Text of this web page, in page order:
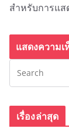
สำหรับการแส
เรื่องล่าสุด